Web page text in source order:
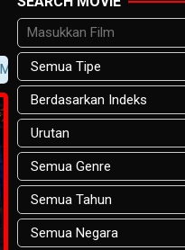
Movie Content -> Player